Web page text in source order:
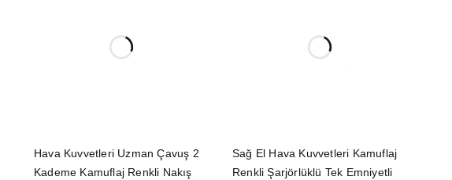
Hava Kuvvetleri Uzman Çavuş 2
Kademe Kamuflaj Renkli Nakış
Sağ El Hava Kuvvetleri Kamuflaj
Renkli Şarjörlüklü Tek Emniyetli